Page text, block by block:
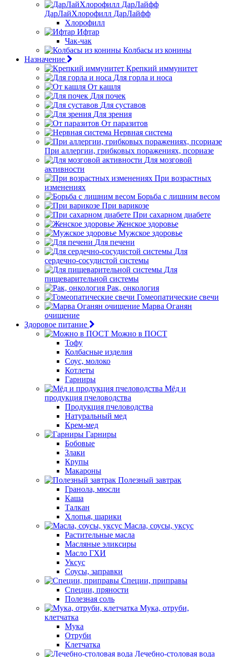
ДарЛайХлорофилл ДарЛайфф
Хлорофилл
Ифтар
Чак-чак
Колбасы из конины
Назначение
Крепкий иммунитет
Для горла и носа
От кашля
Для почек
Для суставов
Для зрения
От паразитов
Нервная система
При аллергии, грибковых поражениях, псориазе
Для мозговой
активности
При возрастных
изменениях
Борьба с лишним весом
При варикозе
При сахарном диабете
Женское здоровье
Мужское здоровье
Для печени
Для
сердечно-сосудистой системы
Для
пищеварительной системы
Рак, онкология
Гомеопатические свечи
Марва Оганян
очищение
Здоровое питание
Можно в ПОСТ
Тофу
Колбасные изделия
Соус, молоко
Котлеты
Гарниры
Мёд и
продукция пчеловодства
Продукция пчеловодства
Натуральный мед
Крем-мед
Гарниры
Бобовые
Злаки
Крупы
Макароны
Полезный завтрак
Гранола, мюсли
Каша
Талкан
Хлопья, шарики
Масла, соусы, уксус
Растительные масла
Масляные эликсиры
Масло ГХИ
Уксус
Соусы, заправки
Специи, приправы
Специи, пряности
Полезная соль
Мука, отруби,
клетчатка
Мука
Отруби
Клетчатка
Лечебно-столовая вода